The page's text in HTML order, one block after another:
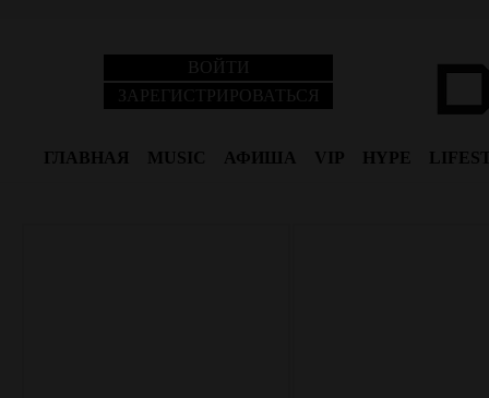
ВОЙТИ
ЗАРЕГИСТРИРОВАТЬСЯ
ГЛАВНАЯ MUSIC АФИША VIP HYPE